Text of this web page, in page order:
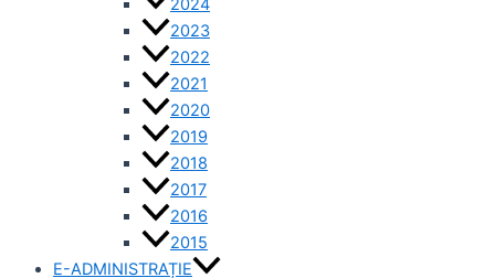
2023
2022
2021
2020
2019
2018
2017
2016
2015
E-ADMINISTRAȚIE